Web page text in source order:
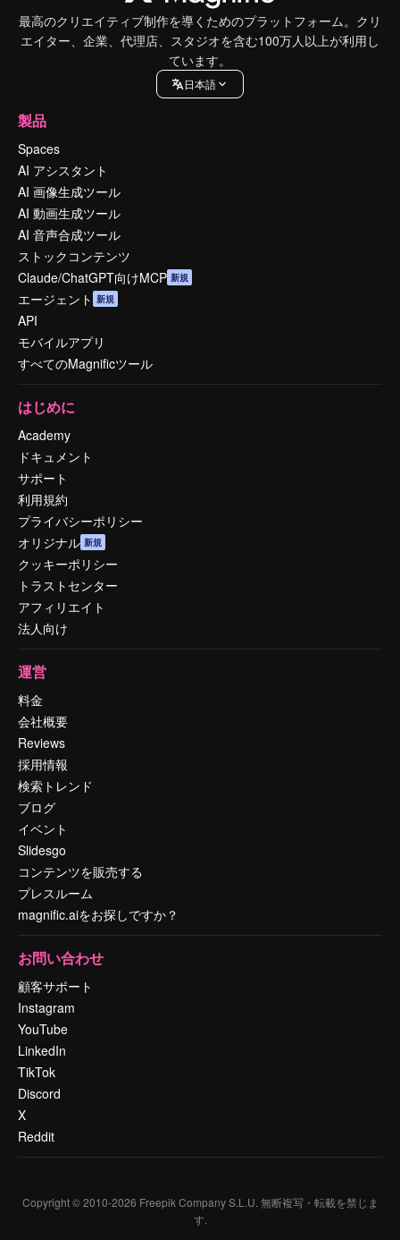
最高のクリエイティブ制作を導くためのプラットフォーム。クリ
エイター、企業、代理店、スタジオを含む100万人以上が利用し
ています。
日本語
製品
Spaces
AI アシスタント
AI 画像生成ツール
AI 動画生成ツール
AI 音声合成ツール
ストックコンテンツ
Claude/ChatGPT向けMCP 新規
エージェント 新規
API
モバイルアプリ
すべてのMagnificツール
はじめに
Academy
ドキュメント
サポート
利用規約
プライバシーポリシー
オリジナル 新規
クッキーポリシー
トラストセンター
アフィリエイト
法人向け
運営
料金
会社概要
Reviews
採用情報
検索トレンド
ブログ
イベント
Slidesgo
コンテンツを販売する
プレスルーム
magnific.aiをお探しですか？
お問い合わせ
顧客サポート
Instagram
YouTube
LinkedIn
TikTok
Discord
X
Reddit
Copyright © 2010-2026 Freepik Company S.L.U. 無断複写・転載を禁じま
す.